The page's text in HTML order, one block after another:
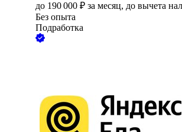
до 190 000 ₽ за месяц, до вычета
Без опыта
Подработка